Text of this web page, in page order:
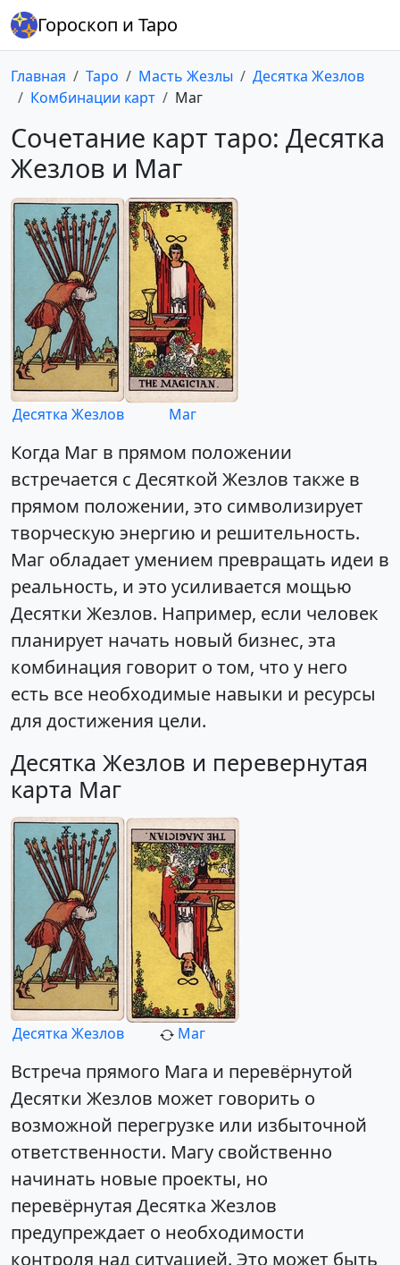
Гороскоп и Таро
Главная Таро Масть Жезлы
Десятка Жезлов
Комбинации карт
Маг
Сочетание карт таро: Десятка
Жезлов и Маг
Десятка Жезлов Маг
Когда Маг в прямом положении
встречается с Десяткой Жезлов также в
прямом положении, это символизирует
творческую энергию и решительность.
Маг обладает умением превращать идеи в
реальность, и это усиливается мощью
Десятки Жезлов. Например, если человек
планирует начать новый бизнес, эта
комбинация говорит о том, что у него
есть все необходимые навыки и ресурсы
для достижения цели.
Десятка Жезлов и перевернутая
карта Маг
Десятка Жезлов Маг
Встреча прямого Мага и перевёрнутой
Десятки Жезлов может говорить о
возможной перегрузке или избыточной
ответственности. Магу свойственно
начинать новые проекты, но
перевёрнутая Десятка Жезлов
предупреждает о необходимости
контроля над ситуацией. Это может быть